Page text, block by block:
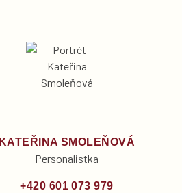
KATEŘINA SMOLEŇOVÁ
Personalistka
+420 601 073 979